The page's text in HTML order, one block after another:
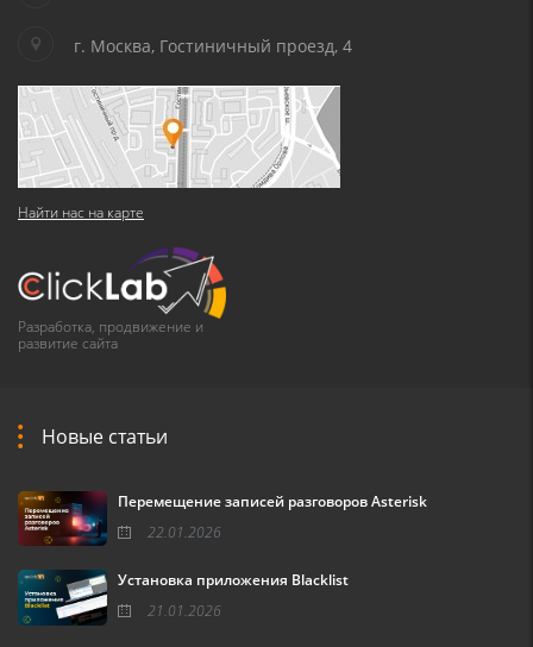
г. Москва, Гостиничный проезд, 4
Найти нас на карте
Разработка, продвижение и
развитие сайта
Новые статьи
Перемещение записей разговоров Asterisk
22.01.2026
Установка приложения Blacklist
21.01.2026